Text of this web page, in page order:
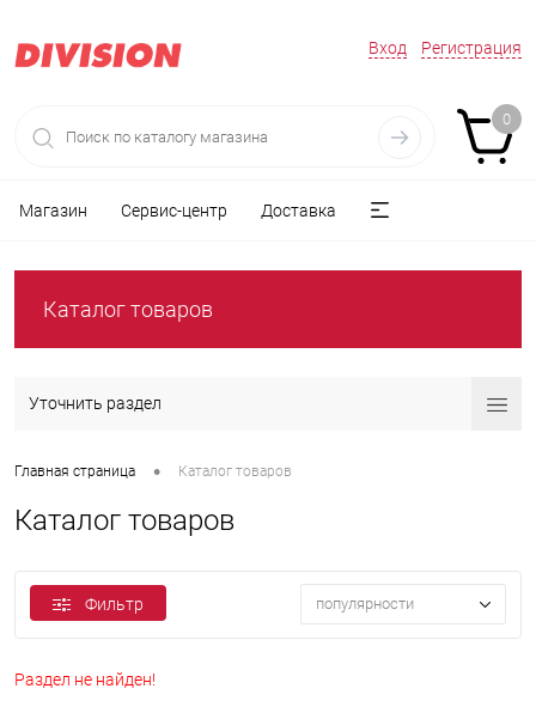
Вход Регистрация
0
Магазин Сервис-центр Доставка
Каталог товаров
Уточнить раздел
Главная страница • Каталог товаров
Каталог товаров
Фильтр популярности
Раздел не найден!